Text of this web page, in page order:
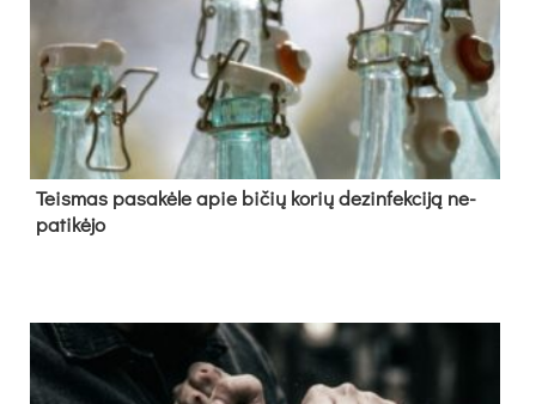
Teis­mas pa­sa­kė­le apie bi­čių ko­rių de­zin­fek­ci­ją ne­
pa­ti­kė­jo